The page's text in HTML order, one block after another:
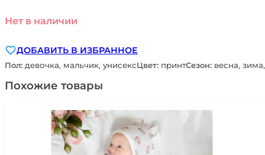
Нет в наличии
ДОБАВИТЬ В ИЗБРАННОЕ
Пол: девочка, мальчик, унисексЦвет: принтСезон: весна,
Похожие товары